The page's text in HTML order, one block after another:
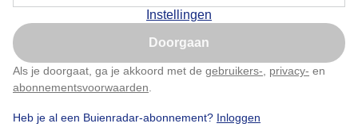
Instellingen
Doorgaan
Als je doorgaat, ga je akkoord met de gebruikers- privacy- en
abonnementsvoorwaarden
Heb je al een Buienradar-abonnement? Inloggen
Door: Geeske Harkema Gemaakt: 01-05-2026, 102x bekeken
Nu niet, misschien later
Klik hierom dit aan te passen